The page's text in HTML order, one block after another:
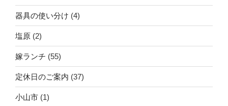
器具の使い分け (4)
塩原 (2)
嫁ランチ (55)
定休日のご案内 (37)
小山市 (1)